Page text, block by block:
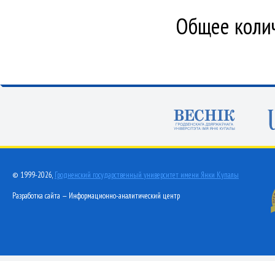
Общее
© 1999-2026, Гродненский государственный университет имени Янки Купалы
Разработка сайта — Информационно-аналитический центр